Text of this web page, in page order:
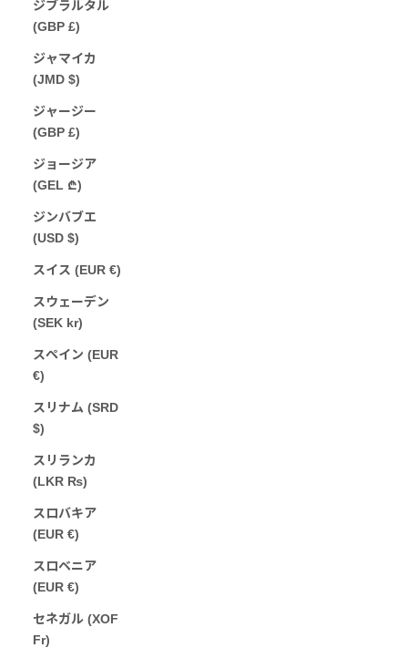
ジブラルタル
(GBP £)
ジャマイカ
(JMD $)
ジャージー
(GBP £)
ジョージア
(GEL ₾)
ジンバブエ
(USD $)
スイス (EUR €)
スウェーデン
(SEK kr)
スペイン (EUR
€)
スリナム (SRD
$)
スリランカ
(LKR ₨)
スロバキア
(EUR €)
スロベニア
(EUR €)
セネガル (XOF
Fr)